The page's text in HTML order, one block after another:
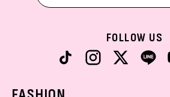
FOLLOW US